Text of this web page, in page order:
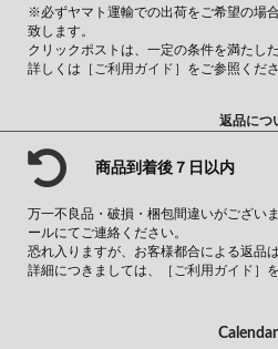
※必ずヤマト運輸での出荷をご希望の場
致します。
クリックポストは、一定の条件を満たし
詳しくは ［ご利用ガイド］ をご参照くださ
返品につ
商品到着後７日以内
万一不良品・破損・梱包間違いがござい
ールにてご連絡ください。
恐れ入りますが、お客様都合による返品
詳細につきましては、
［ご利用ガイド］
Calendar